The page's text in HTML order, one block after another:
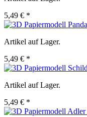
5,49 € *
Artikel auf Lager.
5,49 € *
Artikel auf Lager.
5,49 € *